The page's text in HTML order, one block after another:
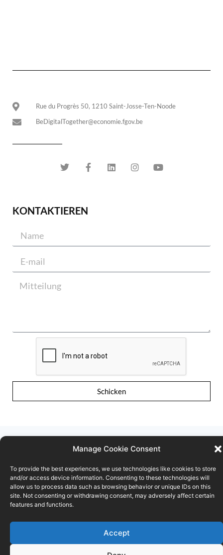
Manage Cookie Consent
To provide the best experiences, we use technologies like cookies to store
and/or access device information. Consenting to these technologies will
allow us to process data such as browsing behavior or unique IDs on this
site. Not consenting or withdrawing consent, may adversely affect certain
features and functions.
Accept
Rue du Progrès 50, 1210 Saint-Josse-Ten-Noode
BeDigitalTogether@economie.fgov.be
KONTAKTIEREN
Schicken
Nutzungsbedingungen Vertraulichkeitserklärung
Cookie-Richtlinie